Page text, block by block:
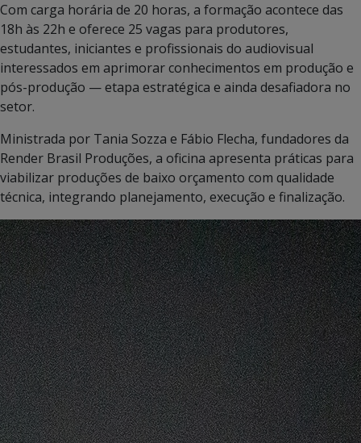
Com carga horária de 20 horas, a formação acontece das
18h às 22h e oferece 25 vagas para produtores,
estudantes, iniciantes e profissionais do audiovisual
interessados em aprimorar conhecimentos em produção e
pós-produção — etapa estratégica e ainda desafiadora no
setor.
Ministrada por Tania Sozza e Fábio Flecha, fundadores da
Render Brasil Produções, a oficina apresenta práticas para
viabilizar produções de baixo orçamento com qualidade
técnica, integrando planejamento, execução e finalização.